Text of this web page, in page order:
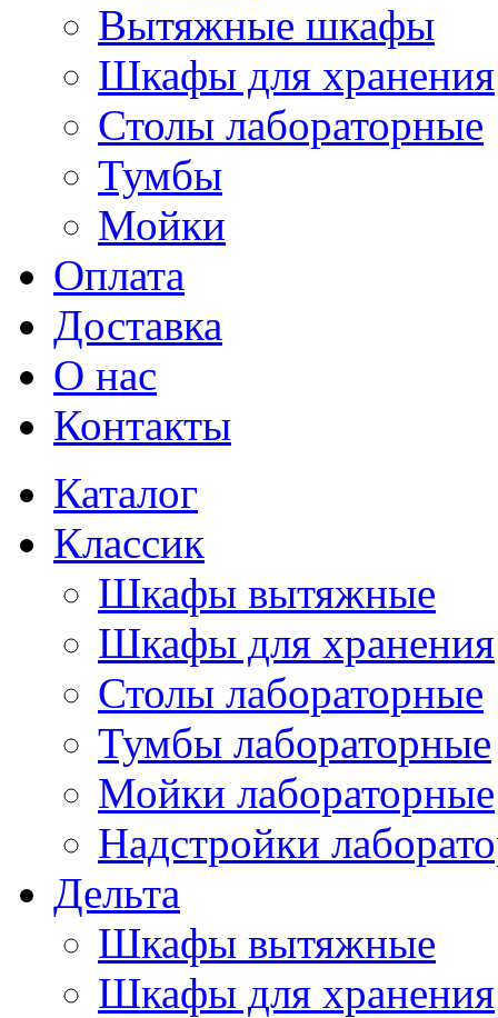
Вытяжные шкафы
Шкафы для хранения
Столы лабораторные
Тумбы
Мойки
Оплата
Доставка
О нас
Контакты
Каталог
Классик
Шкафы вытяжные
Шкафы для хранения
Столы лабораторные
Тумбы лабораторные
Мойки лабораторные
Надстройки
Дельта
Шкафы вытяжные
Шкафы для хранения